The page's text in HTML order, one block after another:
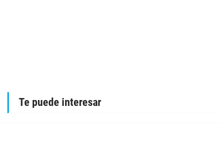
Te puede interesar